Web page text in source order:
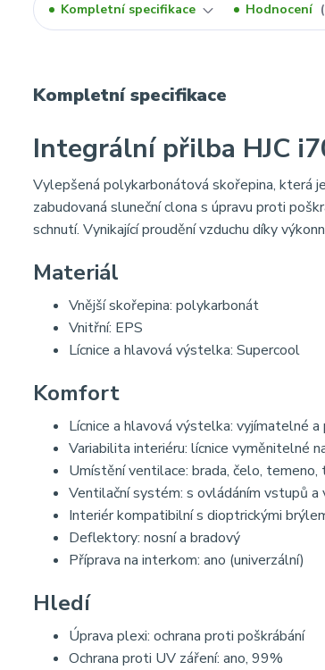
Kompletní specifikace Hodnocení
Kompletní specifikace
Integrální přilba HJC
Vylepšená polykarbonátová skořepina, která
zabudovaná sluneční clona s úpravu proti
schnutí. Vynikající proudění vzduchu díky
Materiál
Vnější skořepina: polykarbonát
Vnitřní: EPS
Lícnice a hlavová výstelka: Supercool
Komfort
Lícnice a hlavová výstelka: vyjímatelné
Variabilita interiéru: lícnice vyměnitelné
Umístění ventilace: brada, čelo, temeno,
Ventilační systém: s ovládáním vstupů
Interiér kompatibilní s dioptrickými
Deflektory: nosní a bradový
Příprava na interkom: ano (univerzální)
Hledí
Úprava plexi: ochrana proti poškrábání
Ochrana proti UV záření: ano, 99%